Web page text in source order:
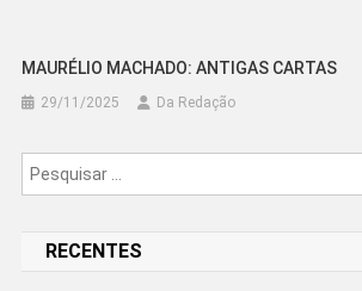
MAURÉLIO MACHADO: ANTIGAS CARTAS
29/11/2025 Da Redação
RECENTES